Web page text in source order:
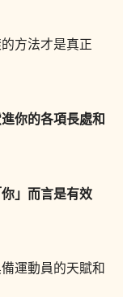
方法才是真正
你的各項長處和
」而言是有效
運動員的天賦和